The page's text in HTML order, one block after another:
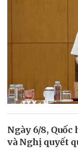
Ngày 6/8, Quốc
và Nghị quyết